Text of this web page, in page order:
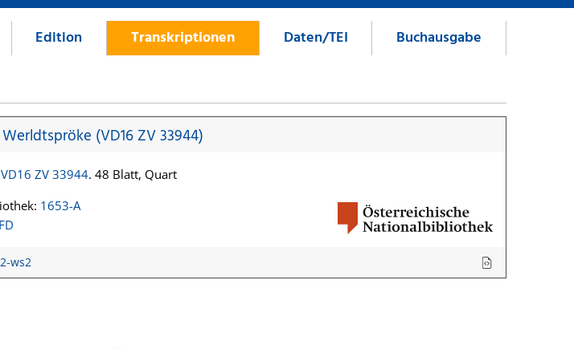
Edition Transkriptionen Daten/TEI Buchausgabe
(VD16 ZV 33944)
VD16 ZV 33944. 48 Blatt, Quart
1653-A
ws2